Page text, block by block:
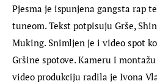
Pjesma je ispunjena gangsta rap
tuneom. Tekst potpisuju Grše,
Muking. Snimljen je i video spot
Gršine spotove. Kameru i
video produkciju radila je Ivona